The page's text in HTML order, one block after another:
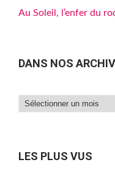
Au Soleil, l’enfer du
DANS NOS
Dans
LES PLUS VUS